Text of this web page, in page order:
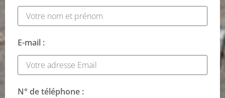
E-mail :
N° de téléphone :